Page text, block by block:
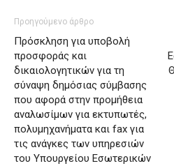
Προηγούμενο άρθρο
Πρόσκληση για υποβολή
προσφοράς και
δικαιολογητικών για τη
σύναψη δημόσιας σύμβασης
που αφορά στην προμήθεια
αναλωσίμων για εκτυπωτές,
πολυμηχανήματα και fax για
τις ανάγκες των υπηρεσιών
του Υπουργείου Εσωτερικών